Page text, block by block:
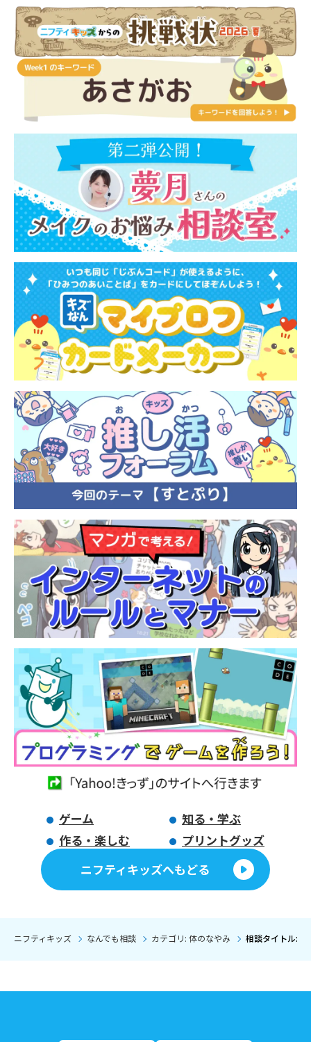
ゲーム
知る・学ぶ
作る・楽しむ
プリントグッズ
ニフティキッズへもどる
ニフティキッズ なんでも相談 カテゴリ: 体のなやみ 相談タイトル: